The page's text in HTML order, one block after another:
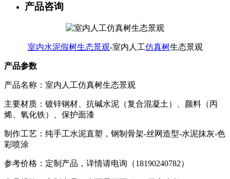
产品咨询
室内水泥假树生态景观-室内人工仿真树生态景观
产品参数
产品名称： 室内人工仿真树生态景观
主要材质：镀锌钢材、抗碱水泥（复合混凝土）、颜料（丙
烯、氧化铁）、保护面漆
制作工艺：纯手工水泥直塑，钢制骨架-丝网造型-水泥抹灰-色
彩喷涂
参考价格：定制产品，详情请电询（18190240782）